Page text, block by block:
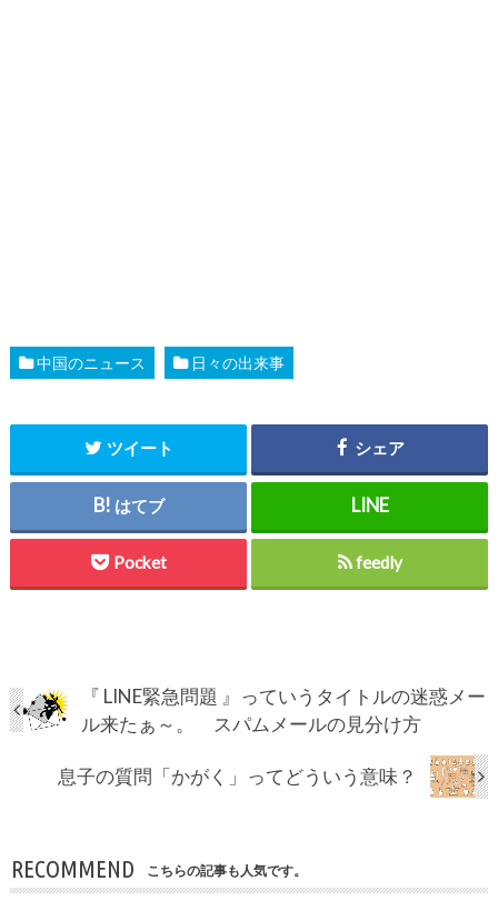
中国のニュース 日々の出来事
ツイート シェア
はてブ
Pocket feedly
『 LINE緊急問題 』っていうタイトルの迷惑メー
ル来たぁ～。 スパムメールの見分け方
息子の質問「かがく」ってどういう意味？
RECOMMEND こちらの記事も人気です。